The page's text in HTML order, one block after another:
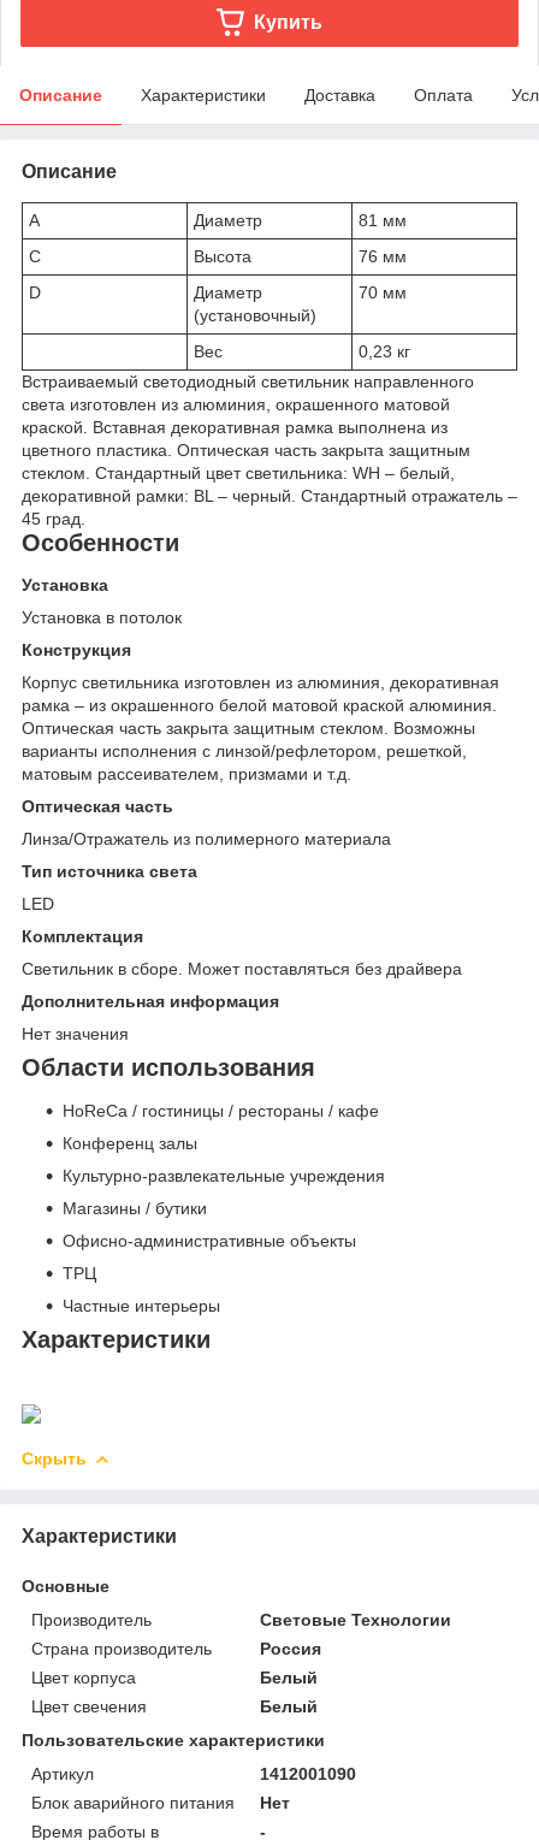
Купить
Описание Характеристики Доставка Оплата
Описание
A Диаметр
81 мм
C
Высота
76 мм
D
Диаметр
(установочный)
70 мм
Вес
0,23 кг
Встраиваемый светодиодный светильник направленного
света изготовлен из алюминия, окрашенного матовой
краской. Вставная декоративная рамка выполнена из
цветного пластика. Оптическая часть закрыта защитным
стеклом. Стандартный цвет светильника: WH – белый,
декоративной рамки: BL – черный. Стандартный отражатель –
45 град.
Особенности
Установка
Установка в потолок
Конструкция
Корпус светильника изготовлен из алюминия, декоративная
рамка – из окрашенного белой матовой краской алюминия.
Оптическая часть закрыта защитным стеклом. Возможны
варианты исполнения с линзой/рефлетором, решеткой,
матовым рассеивателем, призмами и т.д.
Оптическая часть
Линза/Отражатель из полимерного материала
Тип источника света
LED
Комплектация
Светильник в сборе. Может поставляться без драйвера
Дополнительная информация
Нет значения
Области использования
HoReCa / гостиницы / рестораны / кафе
Конференц залы
Культурно-развлекательные учреждения
Магазины / бутики
Офисно-административные объекты
ТРЦ
Частные интерьеры
Характеристики
Скрыть
Характеристики
Основные
Производитель
Световые Технологии
Страна производитель
Россия
Цвет корпуса
Белый
Цвет свечения
Белый
Пользовательские характеристики
Артикул
1412001090
Блок аварийного питания
Нет
Время работы в
-